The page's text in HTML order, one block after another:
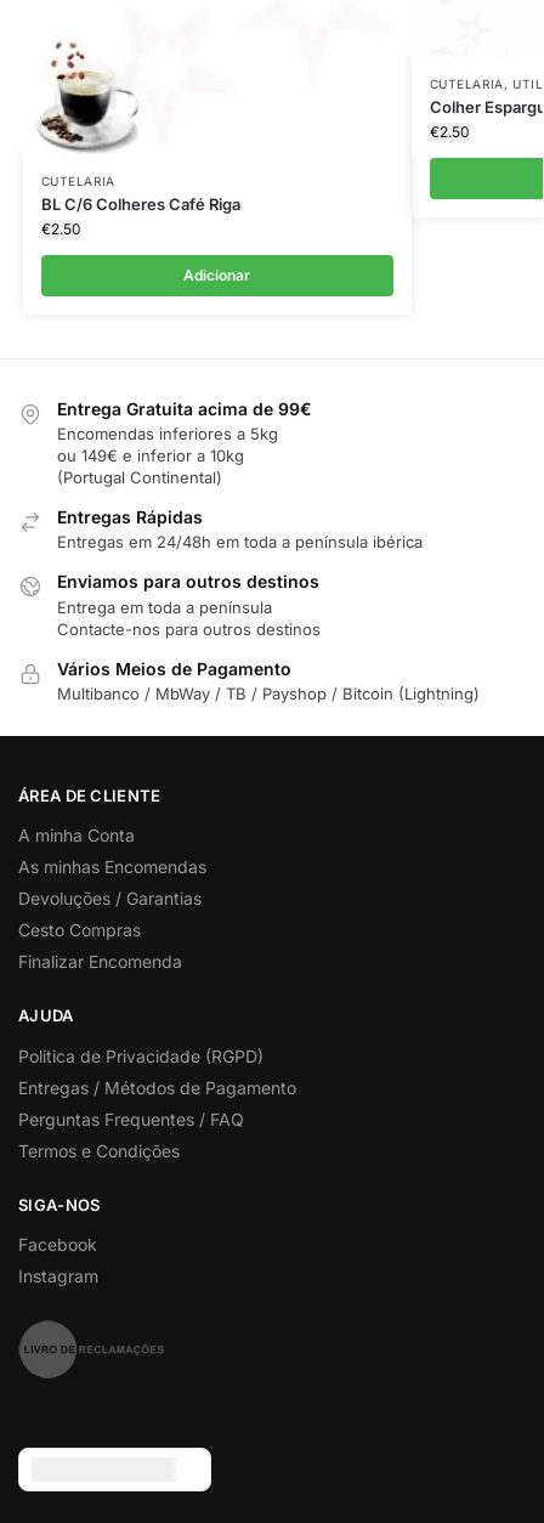
CUTELARIA
BL C/6 Colheres Café Riga
€2.50
Adicionar
CUTELARIA ,
Colher
€2.50
Entrega Gratuita acima de 99€
Encomendas inferiores a 5kg
ou 149€ e inferior a 10kg
(Portugal Continental)
Entregas Rápidas
Entregas em 24/48h em toda a península ibérica
Enviamos para outros destinos
Entrega em toda a península
Contacte-nos para outros destinos
Vários Meios de Pagamento
Multibanco / MbWay / TB / Payshop / Bitcoin (Lightning)
ÁREA DE CLIENTE
A minha Conta
As minhas Encomendas
Devoluções / Garantias
Cesto Compras
Finalizar Encomenda
AJUDA
Politica de Privacidade (RGPD)
Entregas / Métodos de Pagamento
Perguntas Frequentes / FAQ
Termos e Condições
SIGA-NOS
Facebook
Instagram